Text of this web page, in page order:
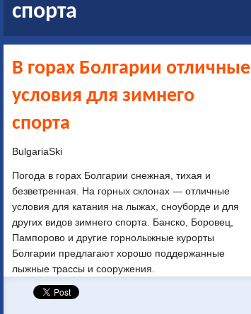
спорта
В горах Болгарии отличные
условия для зимнего
спорта
BulgariaSki
Погода в горах Болгарии снежная, тихая и
безветренная. На горных склонах — отличные
условия для катания на лыжах, сноуборде и для
других видов зимнего спорта. Банско, Боровец,
Пампорово и другие горнолыжные курорты
Болгарии предлагают хорошо поддержанные
лыжные трассы и сооружения.